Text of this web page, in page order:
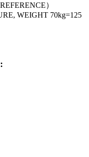
）
WEIGHT 70kg=125